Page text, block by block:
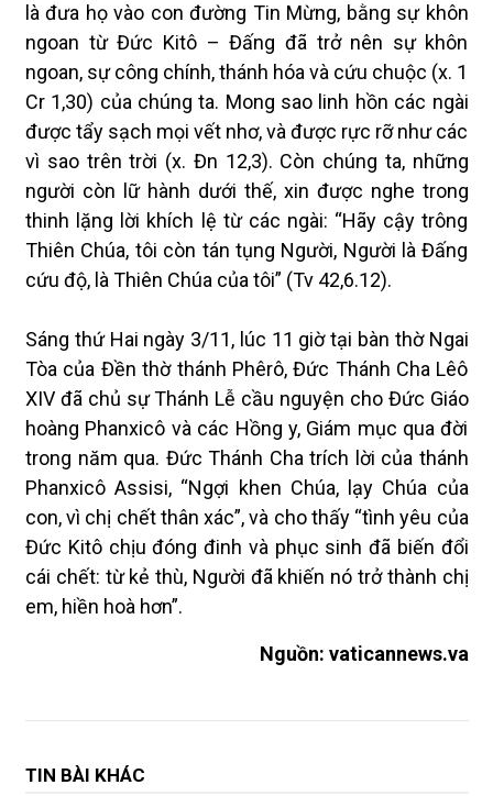
là đưa họ vào con đường Tin Mừng, bằng sự khôn
ngoan từ Đức Kitô – Đấng đã trở nên sự khôn
ngoan, sự công chính, thánh hóa và cứu chuộc (x. 1
Cr 1,30) của chúng ta. Mong sao linh hồn các ngài
được tẩy sạch mọi vết nhơ, và được rực rỡ như các
vì sao trên trời (x. Đn 12,3). Còn chúng ta, những
người còn lữ hành dưới thế, xin được nghe trong
thinh lặng lời khích lệ từ các ngài: “Hãy cậy trông
Thiên Chúa, tôi còn tán tụng Người, Người là Đấng
cứu độ, là Thiên Chúa của tôi” (Tv 42,6.12).
Sáng thứ Hai ngày 3/11, lúc 11 giờ tại bàn thờ Ngai
Tòa của Đền thờ thánh Phêrô, Đức Thánh Cha Lêô
XIV đã chủ sự Thánh Lễ cầu nguyện cho Đức Giáo
hoàng Phanxicô và các Hồng y, Giám mục qua đời
trong năm qua. Đức Thánh Cha trích lời của thánh
Phanxicô Assisi, “Ngợi khen Chúa, lạy Chúa của
con, vì chị chết thân xác”, và cho thấy “tình yêu của
Đức Kitô chịu đóng đinh và phục sinh đã biến đổi
cái chết: từ kẻ thù, Người đã khiến nó trở thành chị
em, hiền hoà hơn”.
Nguồn: vaticannews.va
TIN BÀI KHÁC